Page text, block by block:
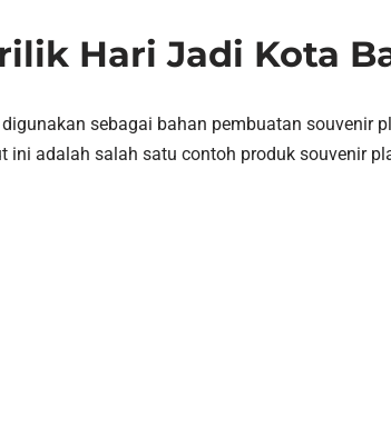
Hari Jadi Kota
sebagai bahan pembuatan souvenir
adalah salah satu contoh produk souvenir